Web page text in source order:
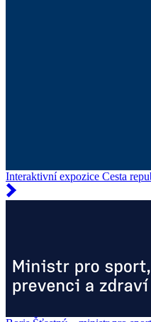
Interaktivní expozice Cesta